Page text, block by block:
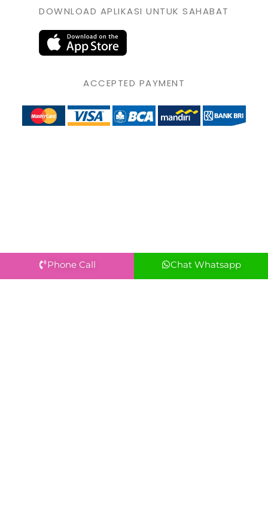
DOWNLOAD APLIKASI UNTUK SAHABAT
ACCEPTED PAYMENT
Phone Call Chat Whatsapp